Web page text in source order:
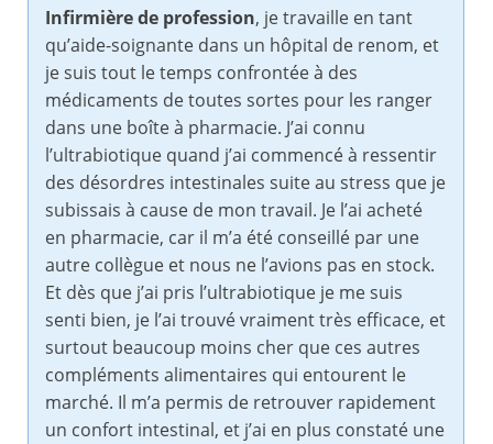
Infirmière de profession, je travaille en tant
qu’aide-soignante dans un hôpital de renom, et
je suis tout le temps confrontée à des
médicaments de toutes sortes pour les ranger
dans une boîte à pharmacie. J’ai connu
l’ultrabiotique quand j’ai commencé à ressentir
des désordres intestinales suite au stress que je
subissais à cause de mon travail. Je l’ai acheté
en pharmacie, car il m’a été conseillé par une
autre collègue et nous ne l’avions pas en stock.
Et dès que j’ai pris l’ultrabiotique je me suis
senti bien, je l’ai trouvé vraiment très efficace, et
surtout beaucoup moins cher que ces autres
compléments alimentaires qui entourent le
marché. Il m’a permis de retrouver rapidement
un confort intestinal, et j’ai en plus constaté une